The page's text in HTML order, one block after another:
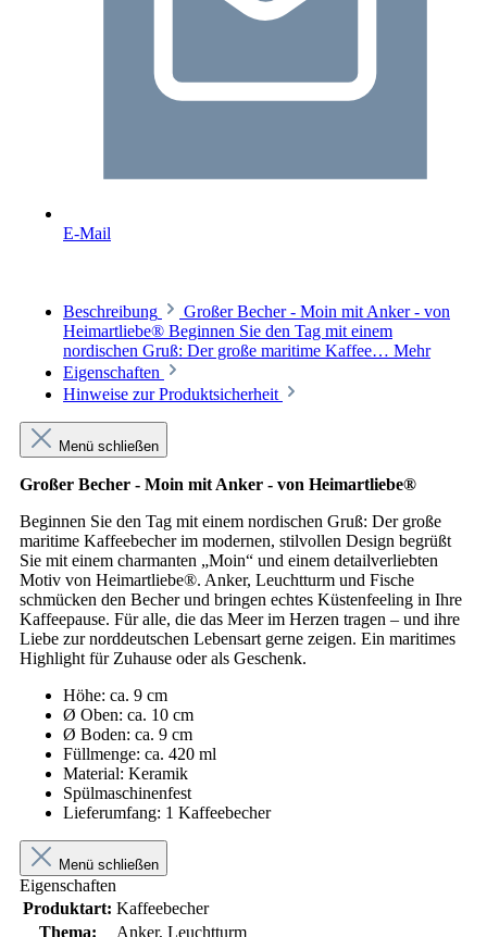
E-Mail
Beschreibung
Großer Becher - Moin mit Anker - von
Heimartliebe® Beginnen Sie den Tag mit einem
nordischen Gruß: Der große maritime Kaffee… Mehr
Eigenschaften
Hinweise zur Produktsicherheit
Menü schließen
Großer Becher - Moin mit Anker - von Heimartliebe®
Beginnen Sie den Tag mit einem nordischen Gruß: Der große
maritime Kaffeebecher im modernen, stilvollen Design begrüßt
Sie mit einem charmanten „Moin“ und einem detailverliebten
Motiv von Heimartliebe®. Anker, Leuchtturm und Fische
schmücken den Becher und bringen echtes Küstenfeeling in Ihre
Kaffeepause. Für alle, die das Meer im Herzen tragen – und ihre
Liebe zur norddeutschen Lebensart gerne zeigen. Ein maritimes
Highlight für Zuhause oder als Geschenk.
Höhe: ca. 9 cm
Ø Oben: ca. 10 cm
Ø Boden: ca. 9 cm
Füllmenge: ca. 420 ml
Material: Keramik
Spülmaschinenfest
Lieferumfang: 1 Kaffeebecher
Menü schließen
Eigenschaften
Produktart: Kaffeebecher
Thema:
Anker, Leuchtturm